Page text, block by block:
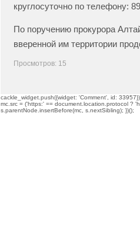
круглосуточно по телефону:
По поручению прокурора
вверенной им территории
Просмотров: 15
cackle_widget.push({widget: 'Comment', id:
mc.src = ('https:' == document.location.protocol ?
s.parentNode.insertBefore(mc, s.nextSibling); })();